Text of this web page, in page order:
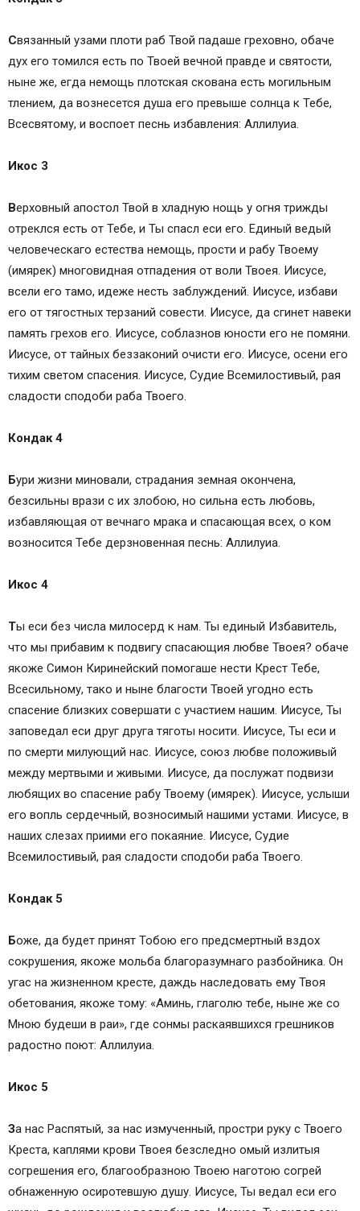
Связанный узами плоти раб Твой падаше греховно, обаче
дух его томился есть по Твоей вечной правде и святости,
ныне же, егда немощь плотская скована есть могильным
тлением, да вознесется душа его превыше солнца к Тебе,
Всесвятому, и воспоет песнь избавления: Аллилуиа.
Икос 3
Верховный апостол Твой в хладную нощь у огня трижды
отреклся есть от Тебе, и Ты спасл еси его. Единый ведый
человеческаго естества немощь, прости и рабу Твоему
(имярек) многовидная отпадения от воли Твоея. Иисусе,
всели его тамо, идеже несть заблуждений. Иисусе, избави
его от тягостных терзаний совести. Иисусе, да сгинет навеки
память грехов его. Иисусе, соблазнов юности его не помяни.
Иисусе, от тайных беззаконий очисти его. Иисусе, осени его
тихим светом спасения. Иисусе, Судие Всемилостивый, рая
сладости сподоби раба Твоего.
Кондак 4
Бури жизни миновали, страдания земная окончена,
безсильны врази с их злобою, но сильна есть любовь,
избавляющая от вечнаго мрака и спасающая всех, о ком
возносится Тебе дерзновенная песнь: Аллилуиа.
Икос 4
Ты еси без числа милосерд к нам. Ты единый Избавитель,
что мы прибавим к подвигу спасающия любве Твоея? обаче
якоже Симон Киринейский помогаше нести Крест Тебе,
Всесильному, тако и ныне благости Твоей угодно есть
спасение близких совершати с участием нашим. Иисусе, Ты
заповедал еси друг друга тяготы носити. Иисусе, Ты еси и
по смерти милующий нас. Иисусе, союз любве положивый
между мертвыми и живыми. Иисусе, да послужат подвизи
любящих во спасение рабу Твоему (имярек). Иисусе, услыши
его вопль сердечный, возносимый нашими устами. Иисусе, в
наших слезах приими его покаяние. Иисусе, Судие
Всемилостивый, рая сладости сподоби раба Твоего.
Кондак 5
Боже, да будет принят Тобою его предсмертный вздох
сокрушения, якоже мольба благоразумнаго разбойника. Он
угас на жизненном кресте, даждь наследовать ему Твоя
обетования, якоже тому: «Аминь, глаголю тебе, ныне же со
Мною будеши в раи», где сонмы раскаявшихся грешников
радостно поют: Аллилуиа.
Икос 5
За нас Распятый, за нас измученный, простри руку с Твоего
Креста, каплями крови Твоея безследно омый излитыя
согрешения его, благообразною Твоею наготою согрей
обнаженную осиротевшую душу. Иисусе, Ты ведал еси его